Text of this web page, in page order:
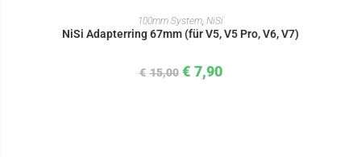
IN DEN WARENKORB
100mm System, NiSi
NiSi Adapterring 67mm (für V5, V5 Pro, V6, V7)
€ 15,00 € 7,90